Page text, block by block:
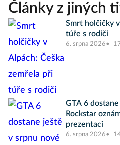
Články z jiných
Smrt holčičky
túře s rodiči
6. srpna 2026
GTA 6
Rockstar
prezentaci
6. srpna 2026